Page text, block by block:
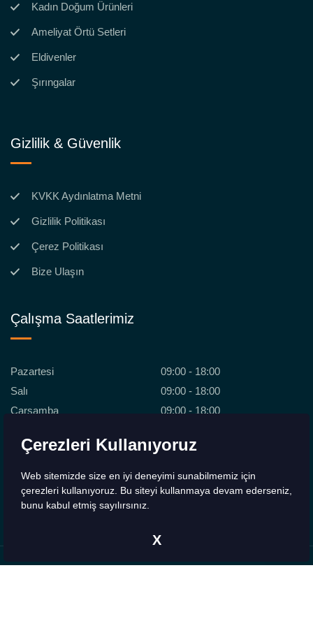
Çerezleri Kullanıyoruz
Web sitemizde size en iyi deneyimi sunabilmemiz için
çerezleri kullanıyoruz. Bu siteyi kullanmaya devam ederseniz,
bunu kabul etmiş sayılırsınız.
X
Kadın Doğum Ürünleri
Ameliyat Örtü Setleri
Eldivenler
Şırıngalar
Gizlilik & Güvenlik
KVKK Aydınlatma Metni
Gizlilik Politikası
Çerez Politikası
Bize Ulaşın
Çalışma Saatlerimiz
Pazartesi
09:00 - 18:00
Salı
09:00 - 18:00
Çarşamba
09:00 - 18:00
Cuma
09:00 - 18:00
Pazar
Kapalı